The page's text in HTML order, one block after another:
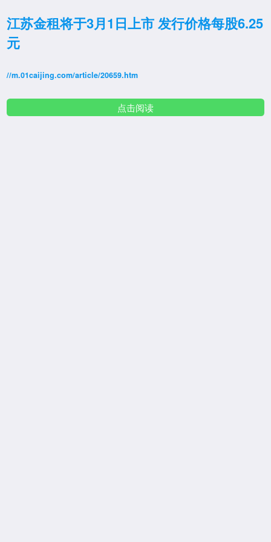
江苏金租将于3月1日上市 发行价格每股6.25
元
//m.01caijing.com/article/20659.htm
点击阅读